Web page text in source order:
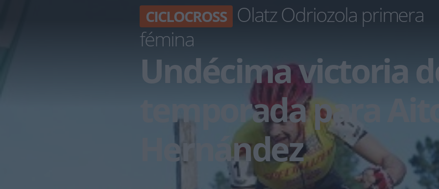
CICLOCROSS Olatz Odriozola primera
fémina
Undécima victoria
temporada para
Hernández